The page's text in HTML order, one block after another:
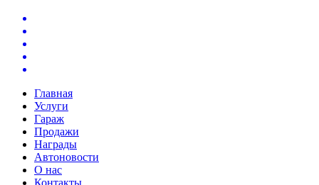
Главная
Услуги
Гараж
Продажи
Награды
Автоновости
О нас